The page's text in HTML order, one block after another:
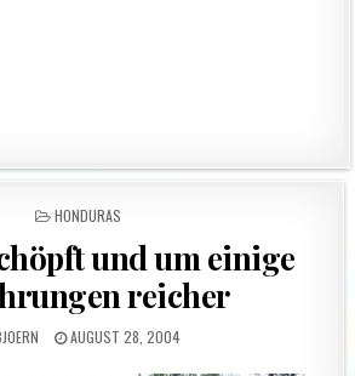
POSTED IN
HONDURAS
und um einige
reicher
PUBLISHED DATE:
AUGUST 28, 2004